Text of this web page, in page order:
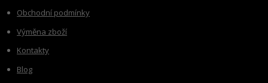
Obchodní podmínky
Výměna zboží
Kontakty
Blog